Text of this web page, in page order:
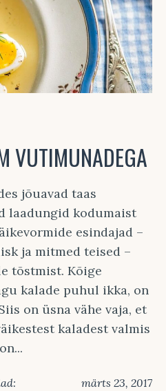
VUTIMUNADEGA
jõuavad taas
laadungid kodumaist
esindajad –
ja mitmed teised –
tõstmist. Kõige
kalade puhul ikka, on
on üsna vähe vaja, et
kaladest valmis
märts 23, 2017